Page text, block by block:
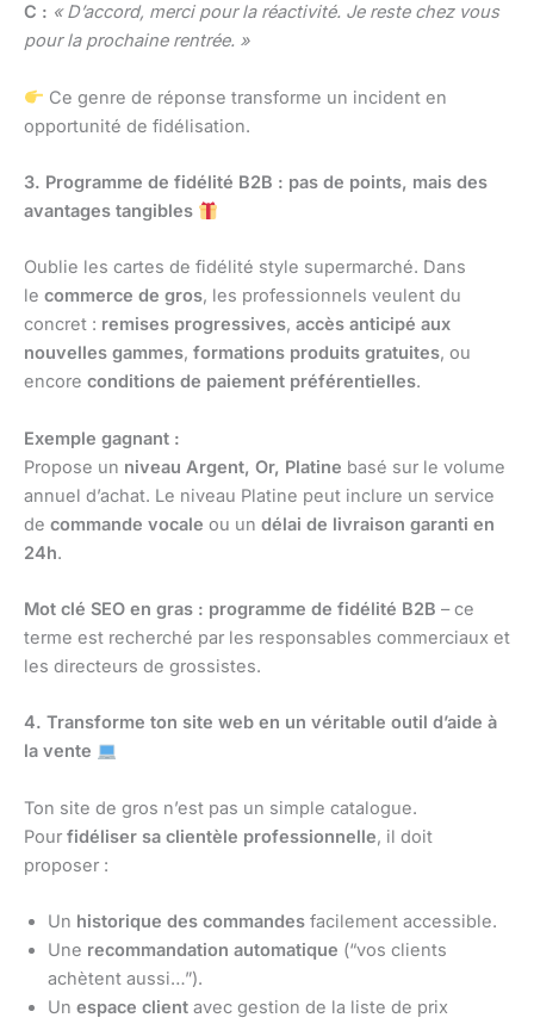
C : « D’accord, merci pour la réactivité. Je reste chez vous
pour la prochaine rentrée. »
Ce genre de réponse transforme un incident en
opportunité de fidélisation.
3. Programme de fidélité B2B : pas de points, mais des
avantages tangibles
Oublie les cartes de fidélité style supermarché. Dans
le commerce de gros, les professionnels veulent du
concret : remises progressives, accès anticipé aux
nouvelles gammes, formations produits gratuites, ou
encore conditions de paiement préférentielles.
Exemple gagnant :
Propose un niveau Argent, Or, Platine basé sur le volume
annuel d’achat. Le niveau Platine peut inclure un service
de commande vocale ou un délai de livraison garanti en
24h.
Mot clé SEO en gras : programme de fidélité B2B – ce
terme est recherché par les responsables commerciaux et
les directeurs de grossistes.
4. Transforme ton site web en un véritable outil d’aide à
la vente
Ton site de gros n’est pas un simple catalogue.
Pour fidéliser sa clientèle professionnelle, il doit
proposer :
Un historique des commandes facilement accessible.
Une recommandation automatique (“vos clients
achètent aussi…”).
Un espace client avec gestion de la liste de prix